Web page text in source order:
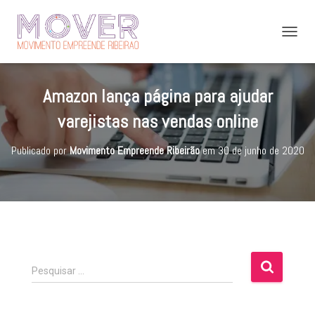
R
N
A
G
Amazon lança página para ajudar
varejistas nas vendas online
Publicado porMovimento Empreende Ribeirãoem30 de junho de 2020
P
e
Pesquisar …